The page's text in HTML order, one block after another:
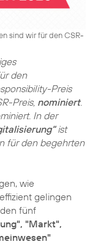
sind wir für den CSR-
den
Preis
Preis, nominiert.
In der
ist
für den begehrten
wie
gelingen
fünf
"Markt",